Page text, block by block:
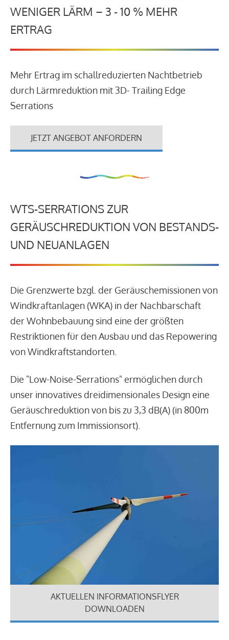
WENIGER LÄRM – 3 - 10 % MEHR
ERTRAG
Mehr Ertrag im schallreduzierten Nachtbetrieb
durch Lärmreduktion mit 3D- Trailing Edge
Serrations
JETZT ANGEBOT ANFORDERN
WTS-SERRATIONS ZUR
GERÄUSCHREDUKTION VON BESTANDS-
UND NEUANLAGEN
Die Grenzwerte bzgl. der Geräuschemissionen von
Windkraftanlagen (WKA) in der Nachbarschaft
der Wohnbebauung sind eine der größten
Restriktionen für den Ausbau und das Repowering
von Windkraftstandorten.
Die "Low-Noise-Serrations" ermöglichen durch
unser innovatives dreidimensionales Design eine
Geräuschreduktion von bis zu 3,3 dB(A) (in 800m
Entfernung zum Immissionsort).
AKTUELLEN INFORMATIONSFLYER
DOWNLOADEN